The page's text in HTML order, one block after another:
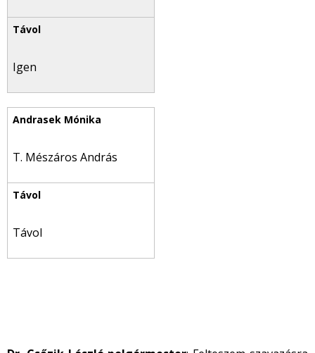
Igen
T. Mészáros András
Távol